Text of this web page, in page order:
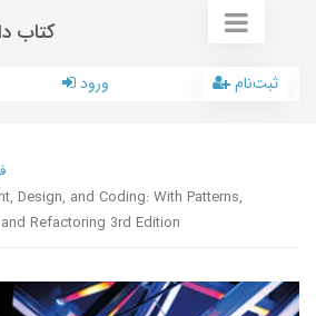
کتاب
ورود ثبت‌نام
Design, and Coding: With Patterns,
Refactoring 3rd Edition